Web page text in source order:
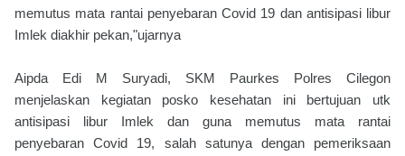
memutus mata rantai penyebaran Covid 19 dan antisipasi libur
Imlek diakhir pekan,"ujarnya
Aipda Edi M Suryadi, SKM Paurkes Polres Cilegon
menjelaskan kegiatan posko kesehatan ini bertujuan utk
antisipasi libur Imlek dan guna memutus mata rantai
penyebaran Covid 19, salah satunya dengan pemeriksaan